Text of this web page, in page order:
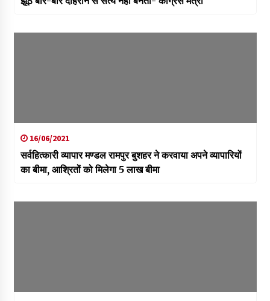
16/06/2021
सर्वहित्कारी व्यापार मण्डल रामपुर बुशहर ने करवाया अपने व्यापारियों
का बीमा, आश्रितों को मिलेगा 5 लाख बीमा